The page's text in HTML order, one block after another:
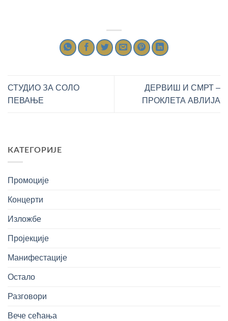
СТУДИО ЗА СОЛО
ПЕВАЊЕ
ДЕРВИШ И СМРТ –
ПРОКЛЕТА АВЛИЈА
КАТЕГОРИЈЕ
Промоције
Концерти
Изложбе
Пројекције
Манифестације
Остало
Разговори
Вече сећања